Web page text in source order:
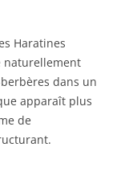
Haratines
naturellement
dans un
apparaît plus
de